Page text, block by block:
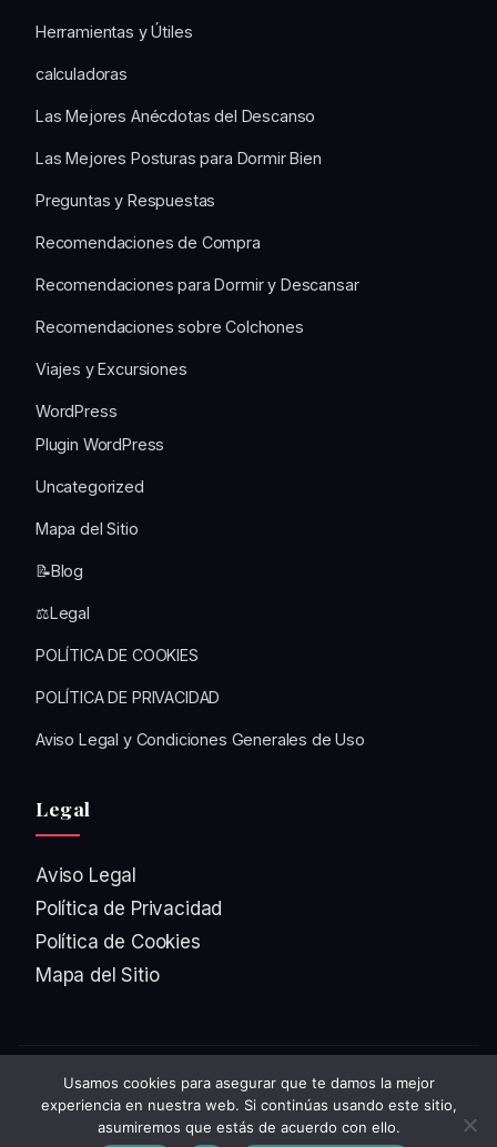
Herramientas y Útiles
calculadoras
Las Mejores Anécdotas del Descanso
Las Mejores Posturas para Dormir Bien
Preguntas y Respuestas
Recomendaciones de Compra
Recomendaciones para Dormir y Descansar
Recomendaciones sobre Colchones
Viajes y Excursiones
WordPress
Plugin WordPress
Uncategorized
Mapa del Sitio
📝Blog
⚖️Legal
POLÍTICA DE COOKIES
POLÍTICA DE PRIVACIDAD
Aviso Legal y Condiciones Generales de Uso
Legal
Aviso Legal
Política de Privacidad
Política de Cookies
Mapa del Sitio
© 2026Chusmeando. Todos los derechos reservados.
Diseñado con ❤️ en WordPress
Usamos cookies para asegurar que te damos la mejor
experiencia en nuestra web. Si continúas usando este sitio,
asumiremos que estás de acuerdo con ello.